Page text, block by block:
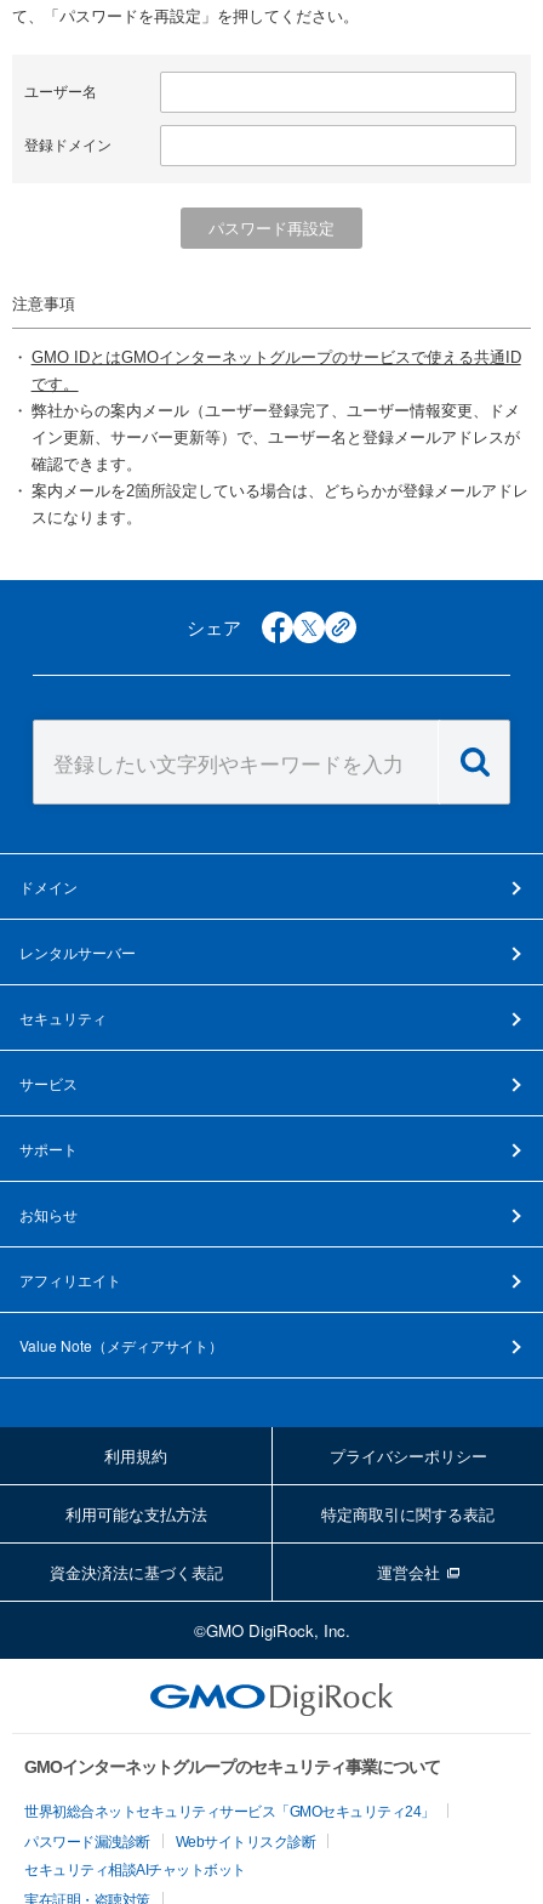
て、「パスワードを再設定」を押してください。
ユーザー名
登録ドメイン
注意事項
GMO IDとはGMOインターネットグループのサービスで使える共通ID
です。
弊社からの案内メール（ユーザー登録完了、ユーザー情報変更、ドメ
イン更新、サーバー更新等）で、ユーザー名と登録メールアドレスが
確認できます。
案内メールを2箇所設定している場合は、どちらかが登録メールアドレ
スになります。
シェア facebook
x copy
ドメイン
レンタルサーバー
セキュリティ
サービス
サポート
お知らせ
アフィリエイト
Value Note（ メディアサイト ）
利用規約 プライバシーポリシー
利用可能な支払方法 特定商取引に関する表記
資金決済法に基づく表記 運営会社
©GMO DigiRock, Inc.
GMOインターネットグループのセキュリティ事業について
世界初総合ネットセキュリティサービス「GMOセキュリティ24」
パスワード漏洩診断
Webサイトリスク診断
セキュリティ相談AIチャットボット
実在証明・盗聴対策